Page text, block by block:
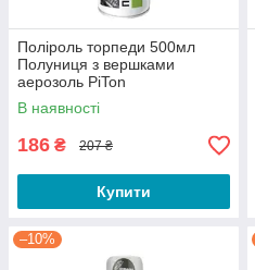
Поліроль торпеди 500мл
Полуниця з вершками
аерозоль PiTon
В наявності
186 ₴ 207 ₴
Купити
–10%